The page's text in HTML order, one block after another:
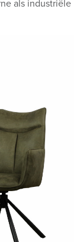
als industriële